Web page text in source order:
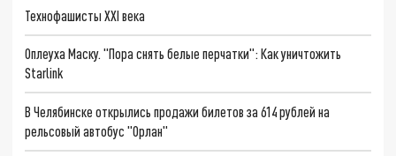
Технофашисты XXI века
Оплеуха Маску. "Пора снять белые перчатки": Как уничтожить
Starlink
В Челябинске открылись продажи билетов за 614 рублей на
рельсовый автобус "Орлан"